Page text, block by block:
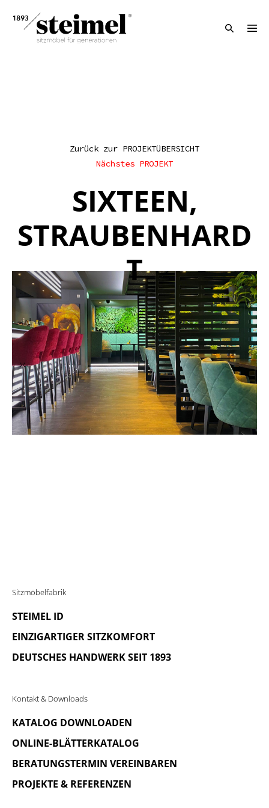
Zurück zur PROJEKTÜBERSICHT
Nächstes PROJEKT
SIXTEEN,
STRAUBENHARD
T
Sitzmöbelfabrik
STEIMEL ID
EINZIGARTIGER SITZKOMFORT
DEUTSCHES HANDWERK SEIT 1893
Kontakt & Downloads
KATALOG DOWNLOADEN
ONLINE-BLÄTTERKATALOG
BERATUNGSTERMIN VEREINBAREN
PROJEKTE & REFERENZEN